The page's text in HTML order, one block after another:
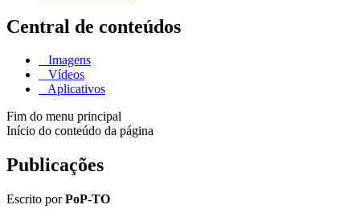
Central de conteúdos
Imagens
Vídeos
Aplicativos
Fim do menu principal
Início do conteúdo da página
Publicações
Escrito porPoP-TO